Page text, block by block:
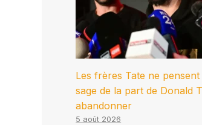
Les frères Tate ne pensent
sage de la part de Donald
abandonner
5 août 2026